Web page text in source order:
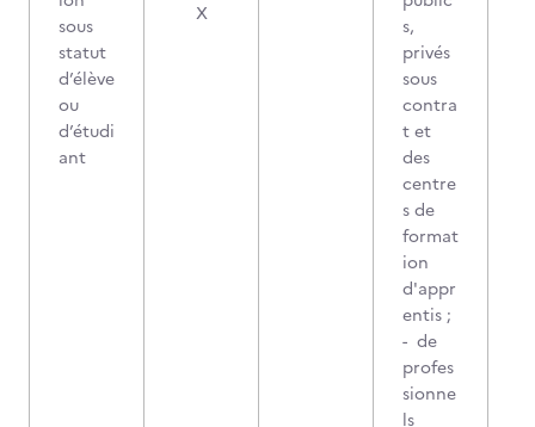
sous
statut
d’élève
ou
d’étudi
ant
X
s,
privés
sous
contra
t et
des
centre
s de
format
ion
d'appr
entis ;
- de
profes
sionne
ls